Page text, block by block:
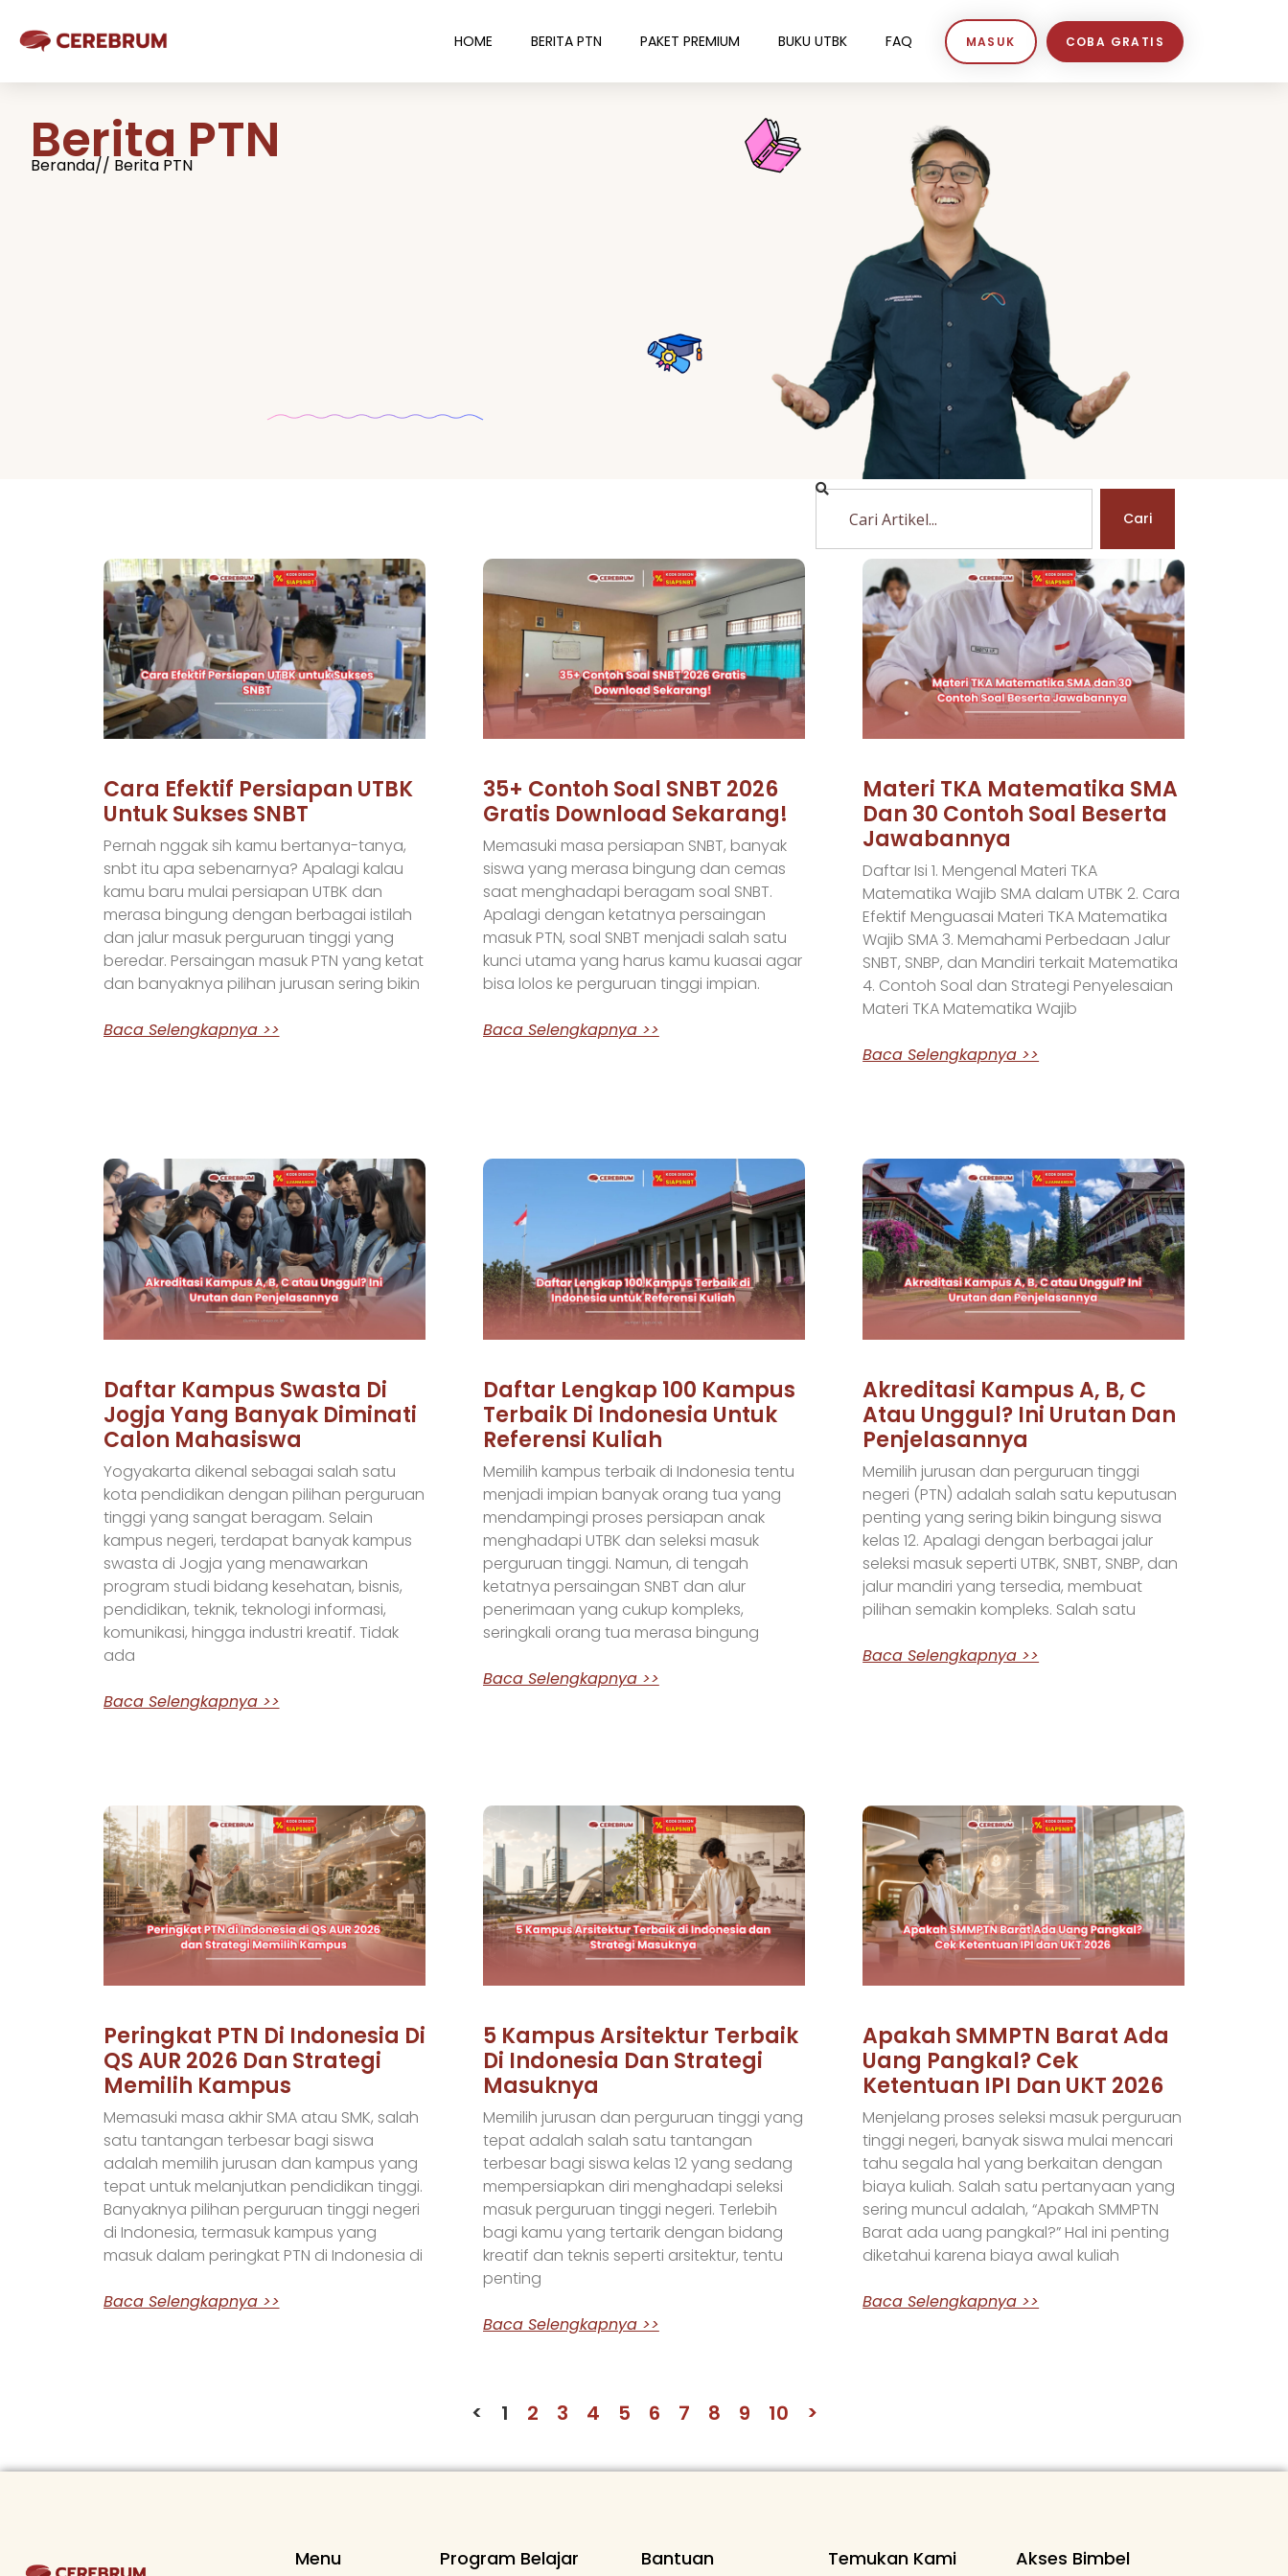
HOME BERITA PTN PAKET PREMIUM BUKU UTBK FAQ MASUK COBA GRATIS
Berita PTN
Beranda// Berita PTN
Cari
Cara Efektif Persiapan UTBK
Untuk Sukses SNBT
Pernah nggak sih kamu bertanya-tanya,
snbt itu apa sebenarnya? Apalagi kalau
kamu baru mulai persiapan UTBK dan
merasa bingung dengan berbagai istilah
dan jalur masuk perguruan tinggi yang
beredar. Persaingan masuk PTN yang ketat
dan banyaknya pilihan jurusan sering bikin
Baca Selengkapnya >>
35+ Contoh Soal SNBT 2026
Gratis Download Sekarang!
Memasuki masa persiapan SNBT, banyak
siswa yang merasa bingung dan cemas
saat menghadapi beragam soal SNBT.
Apalagi dengan ketatnya persaingan
masuk PTN, soal SNBT menjadi salah satu
kunci utama yang harus kamu kuasai agar
bisa lolos ke perguruan tinggi impian.
Baca Selengkapnya >>
Materi TKA Matematika SMA
Dan 30 Contoh Soal Beserta
Jawabannya
Daftar Isi 1. Mengenal Materi TKA
Matematika Wajib SMA dalam UTBK 2. Cara
Efektif Menguasai Materi TKA Matematika
Wajib SMA 3. Memahami Perbedaan Jalur
SNBT, SNBP, dan Mandiri terkait Matematika
4. Contoh Soal dan Strategi Penyelesaian
Materi TKA Matematika Wajib
Baca Selengkapnya >>
Daftar Kampus Swasta Di
Jogja Yang Banyak Diminati
Calon Mahasiswa
Yogyakarta dikenal sebagai salah satu
kota pendidikan dengan pilihan perguruan
tinggi yang sangat beragam. Selain
kampus negeri, terdapat banyak kampus
swasta di Jogja yang menawarkan
program studi bidang kesehatan, bisnis,
pendidikan, teknik, teknologi informasi,
komunikasi, hingga industri kreatif. Tidak
ada
Baca Selengkapnya >>
Daftar Lengkap 100 Kampus
Terbaik Di Indonesia Untuk
Referensi Kuliah
Memilih kampus terbaik di Indonesia tentu
menjadi impian banyak orang tua yang
mendampingi proses persiapan anak
menghadapi UTBK dan seleksi masuk
perguruan tinggi. Namun, di tengah
ketatnya persaingan SNBT dan alur
penerimaan yang cukup kompleks,
seringkali orang tua merasa bingung
Baca Selengkapnya >>
Akreditasi Kampus A, B, C
Atau Unggul? Ini Urutan Dan
Penjelasannya
Memilih jurusan dan perguruan tinggi
negeri (PTN) adalah salah satu keputusan
penting yang sering bikin bingung siswa
kelas 12. Apalagi dengan berbagai jalur
seleksi masuk seperti UTBK, SNBT, SNBP, dan
jalur mandiri yang tersedia, membuat
pilihan semakin kompleks. Salah satu
Baca Selengkapnya >>
Peringkat PTN Di Indonesia Di
QS AUR 2026 Dan Strategi
Memilih Kampus
Memasuki masa akhir SMA atau SMK, salah
satu tantangan terbesar bagi siswa
adalah memilih jurusan dan kampus yang
tepat untuk melanjutkan pendidikan tinggi.
Banyaknya pilihan perguruan tinggi negeri
di Indonesia, termasuk kampus yang
masuk dalam peringkat PTN di Indonesia di
Baca Selengkapnya >>
5 Kampus Arsitektur Terbaik
Di Indonesia Dan Strategi
Masuknya
Memilih jurusan dan perguruan tinggi yang
tepat adalah salah satu tantangan
terbesar bagi siswa kelas 12 yang sedang
mempersiapkan diri menghadapi seleksi
masuk perguruan tinggi negeri. Terlebih
bagi kamu yang tertarik dengan bidang
kreatif dan teknis seperti arsitektur, tentu
penting
Baca Selengkapnya >>
Apakah SMMPTN Barat Ada
Uang Pangkal? Cek
Ketentuan IPI Dan UKT 2026
Menjelang proses seleksi masuk perguruan
tinggi negeri, banyak siswa mulai mencari
tahu segala hal yang berkaitan dengan
biaya kuliah. Salah satu pertanyaan yang
sering muncul adalah, “Apakah SMMPTN
Barat ada uang pangkal?” Hal ini penting
diketahui karena biaya awal kuliah
Baca Selengkapnya >>
< 1 2 3 4 5 6 7 8 9 10 >
Menu Program Belajar Bantuan Temukan Kami Akses Bimbel